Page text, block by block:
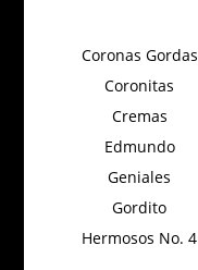
Coronas Gordas
Coronitas
Cremas
Edmundo
Geniales
Gordito
Hermosos No. 4